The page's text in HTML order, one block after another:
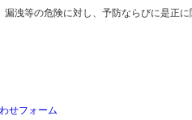
洩等の危険に対し、予防ならびに是正に
せフォーム